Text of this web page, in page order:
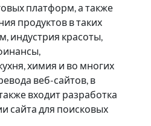
платформ, а также
продуктов в таких
индустрия красоты,
химия и во многих
веб-сайтов, в
входит разработка
сайта для поисковых